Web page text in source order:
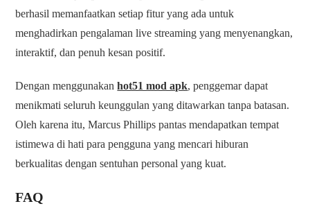
berhasil memanfaatkan setiap fitur yang ada untuk
menghadirkan pengalaman live streaming yang menyenangkan,
interaktif, dan penuh kesan positif.
Dengan menggunakanhot51 mod apk, penggemar dapat
menikmati seluruh keunggulan yang ditawarkan tanpa batasan.
Oleh karena itu, Marcus Phillips pantas mendapatkan tempat
istimewa di hati para pengguna yang mencari hiburan
berkualitas dengan sentuhan personal yang kuat.
FAQ